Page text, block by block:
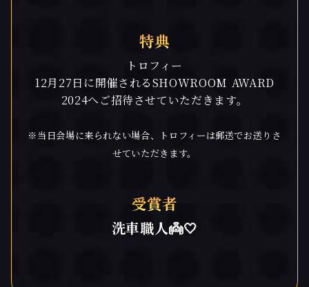
特典
トロフィー
12月27日に開催されるSHOWROOM AWARD
2024へご招待させていただきます。
※当日会場に来られない場合、トロフィーは郵送でお送りさ
せていただきます。
受賞者
洗車職人👼🤍